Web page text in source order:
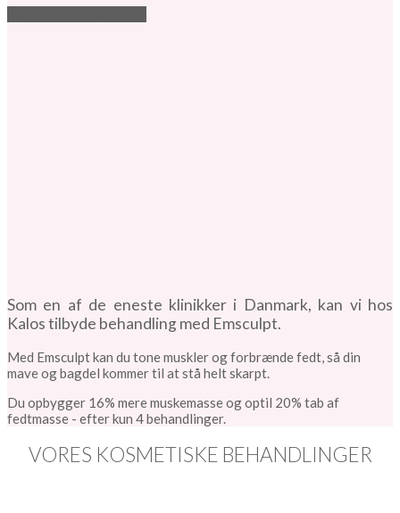
Som en af de eneste klinikker i Danmark, kan vi hos
Kalos tilbyde behandling med Emsculpt.
Med Emsculpt kan du tone muskler og forbrænde fedt, så din
mave og bagdel kommer til at stå helt skarpt.
Du opbygger 16% mere muskemasse og optil 20% tab af
fedtmasse - efter kun 4 behandlinger.
VORES KOSMETISKE BEHANDLINGER